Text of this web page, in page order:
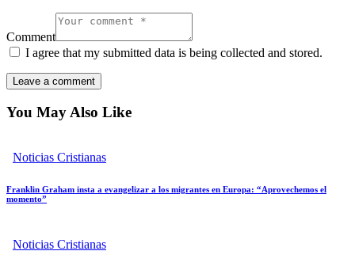
Comment
I agree that my submitted data is being collected and stored.
You May Also Like
Noticias Cristianas
Franklin Graham insta a evangelizar a los migrantes en Europa: “Aprovechemos el
momento”
Noticias Cristianas